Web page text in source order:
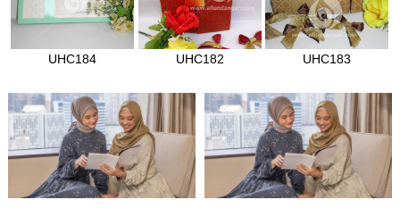
UHC184 UHC182 UHC183